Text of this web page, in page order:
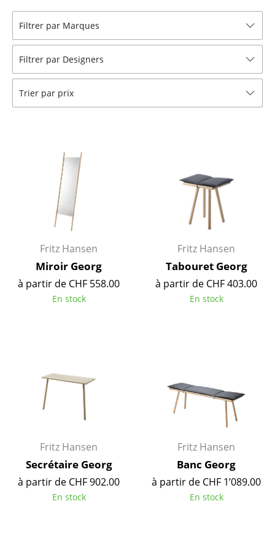
Bancs & Chaises longues
Poufs poires
Chaises de jardin
Chaises de bureau
Chaises de conférence
Fauteuils de direction
... voir tous les sièges
Tables
Bureaux & Secrétaires
Secrétaires & Tables PC
Tables hautes & Pupitres
Tables enfants
Filtrer par Marques
Filtrer par Designers
Trier par prix
Fritz Hansen
Miroir Georg
à partir de CHF 558.00
En stock
Fritz Hansen
Tabouret Georg
à partir de CHF 403.00
En stock
Fritz Hansen
Secrétaire Georg
à partir de CHF 902.00
En stock
Fritz Hansen
Banc Georg
à partir de CHF 1’089.00
En stock